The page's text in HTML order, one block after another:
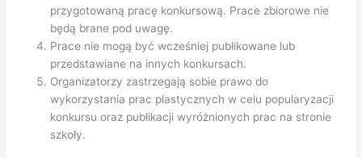
przygotowaną pracę konkursową. Prace zbiorowe nie
będą brane pod uwagę.
Prace nie mogą być wcześniej publikowane lub
przedstawiane na innych konkursach.
Organizatorzy zastrzegają sobie prawo do
wykorzystania prac plastycznych w celu popularyzacji
konkursu oraz publikacji wyróżnionych prac na stronie
szkoły.